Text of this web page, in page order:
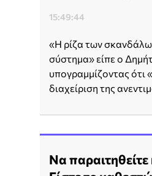
15:49:44
«Η ρίζα των
σύστημα» είπε ο
υπογραμμίζοντας ότι
διαχείριση της
Να